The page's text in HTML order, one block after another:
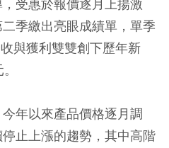
受惠於報價逐月上揚激
季繳出亮眼成績單，單季
與獲利雙雙創下歷年新
年以來產品價格逐月調
止上漲的趨勢，其中高階